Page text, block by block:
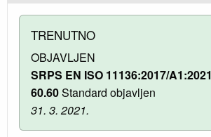
TRENUTNO
OBJAVLJEN
SRPS EN ISO 11136:2017/A1:2021
60.60Standard objavljen
31. 3. 2021.